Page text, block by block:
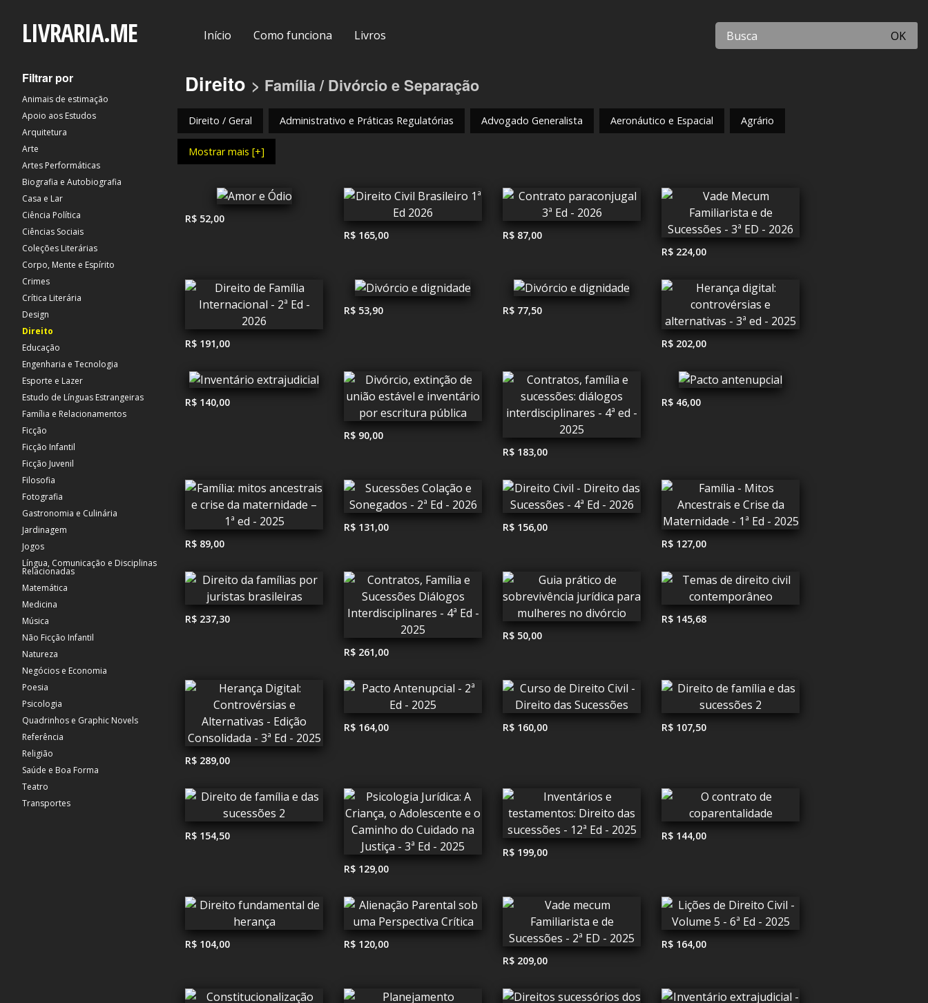
LIVRARIA.ME Início Como funciona Livros OK
Filtrar por
Animais de estimação
Apoio aos Estudos
Arquitetura
Arte
Artes Performáticas
Biografia e Autobiografia
Casa e Lar
Ciência Política
Ciências Sociais
Coleções Literárias
Corpo, Mente e Espírito
Crimes
Crítica Literária
Design
Direito
Educação
Engenharia e Tecnologia
Esporte e Lazer
Estudo de Línguas Estrangeiras
Família e Relacionamentos
Ficção
Ficção Infantil
Ficção Juvenil
Filosofia
Fotografia
Gastronomia e Culinária
Jardinagem
Jogos
Língua, Comunicação e Disciplinas
Relacionadas
Matemática
Medicina
Música
Não Ficção Infantil
Natureza
Negócios e Economia
Poesia
Psicologia
Quadrinhos e Graphic Novels
Referência
Religião
Saúde e Boa Forma
Teatro
Transportes
Direito > Família / Divórcio e Separação
Direito / Geral Administrativo e Práticas Regulatórias Advogado Generalista Aeronáutico e Espacial Agrário
Mostrar mais [+]
R$ 52,00
R$ 165,00
R$ 87,00
R$ 224,00
R$ 191,00
R$ 53,90 R$ 77,50
R$ 202,00
R$ 140,00
R$ 90,00
R$ 183,00
R$ 46,00
R$ 89,00
R$ 131,00
R$ 156,00
R$ 127,00
R$ 237,30
R$ 261,00
R$ 50,00
R$ 145,68
R$ 289,00
R$ 164,00 R$ 160,00 R$ 107,50
R$ 154,50
R$ 129,00
R$ 199,00
R$ 144,00
R$ 104,00
R$ 120,00
R$ 209,00
R$ 164,00